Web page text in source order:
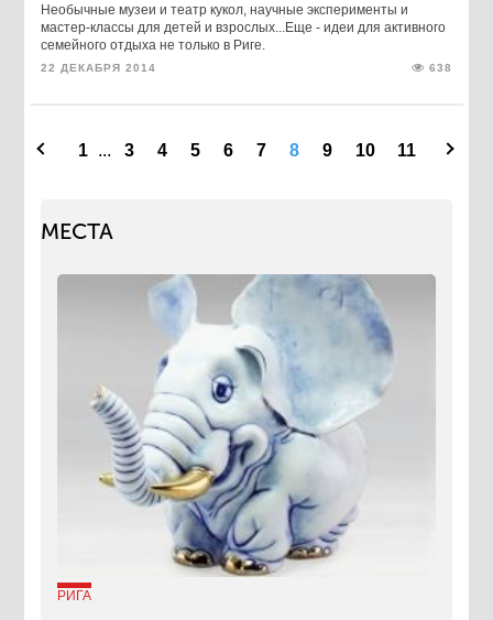
Необычные музеи и театр кукол, научные эксперименты и
мастер-классы для детей и взрослых...Еще - идеи для активного
семейного отдыха не только в Риге.
22 ДЕКАБРЯ 2014 638
1 ... 3 4 5 6 7 8 9 10 11
МЕСТА
РИГА